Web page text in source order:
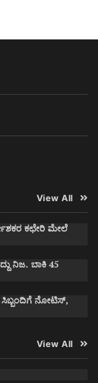
View All
ಕಛೇರಿ ಮೇಲೆ
ನಿಜ. ಬಾಕಿ 45
ಸಿಬ್ಬಂದಿಗೆ ನೋಟಿಸ್,
View All